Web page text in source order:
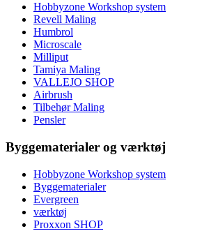
Hobbyzone Workshop system
Revell Maling
Humbrol
Microscale
Milliput
Tamiya Maling
VALLEJO SHOP
Airbrush
Tilbehør Maling
Pensler
Byggematerialer og værktøj
Hobbyzone Workshop system
Byggematerialer
Evergreen
værktøj
Proxxon SHOP